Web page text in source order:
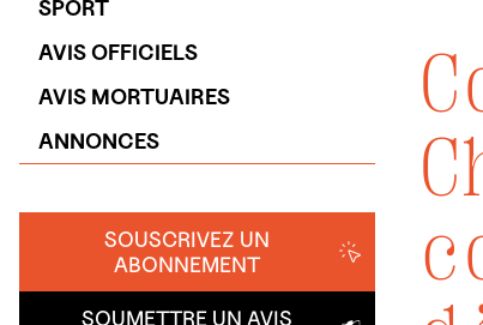
SPORT
AVIS OFFICIELS
AVIS MORTUAIRES
ANNONCES
SOUSCRIVEZ UN
ABONNEMENT
SOUMETTRE UN AVIS